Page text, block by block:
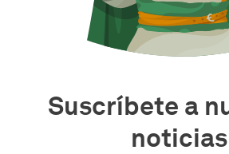
Suscríbete a
noticias